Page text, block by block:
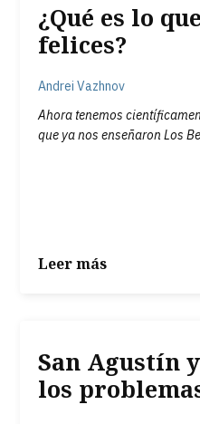
¿Qué es lo
felices?
Andrei Vazhnov
Ahora tenemos
que ya nos enseñaron Los
Leer más
San Agustín
los